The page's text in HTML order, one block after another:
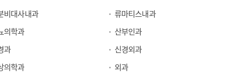
비대사내과
류마티스내과
의학과
산부인과
과
신경외과
의학과
외과